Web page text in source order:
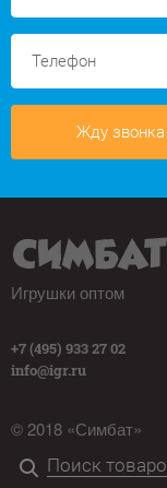
Жду звонка
Игрушки оптом
+7 (495) 933 27 02
info@igr.ru
© 2018 «Симбат»